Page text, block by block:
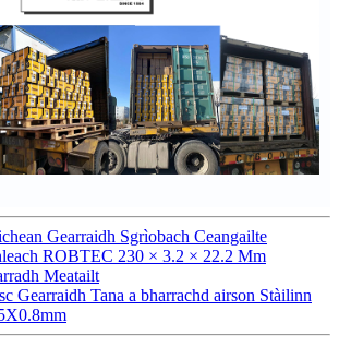
Gearraidh Sgrìobach Ceangailte
ROBTEC 230 × 3.2 × 22.2 Mm
Meatailt
Gearraidh Tana a bharrachd airson Stàilinn